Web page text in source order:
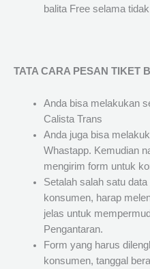
balita Free selama
TATA CARA PESAN TIKET
Anda bisa melakukan
Calista Trans
Anda juga bisa
Whastapp. Kemudian
mengirim form untuk
Setalah salah satu
konsumen, harap
jelas untuk
Pengantaran.
Form yang harus
konsumen, tanggal